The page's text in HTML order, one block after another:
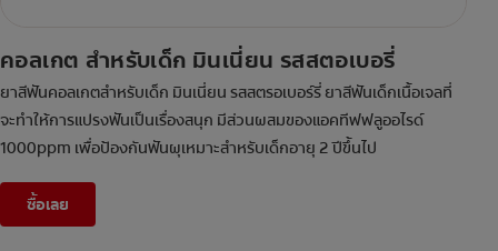
คอลเกต สำหรับเด็ก มินเนี่ยน รสสตอเบอรี่
ยาสีฟันคอลเกตสำหรับเด็ก มินเนี่ยน รสสตรอเบอร์รี่ ยาสีฟันเด็กเนื้อเจลที่
จะทำให้การแปรงฟันเป็นเรื่องสนุก มีส่วนผสมของแอคทีฟฟลูออไรด์
1000ppm เพื่อป้องกันฟันผุเหมาะสำหรับเด็กอายุ 2 ปีขึ้นไป
ซื้อเลย